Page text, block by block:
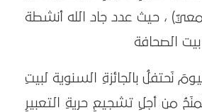
، حيث عدد جاد الله أنشطة
الصحافة
نَحتفلُ بالجائزةِ السنوية لبيتِ
من أجلِ تشجيعِ حريةِ التعبيرِ